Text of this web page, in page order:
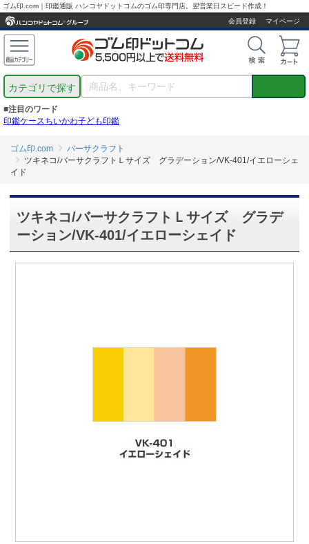
ゴム印.com｜印鑑通販 ハンコヤドットコムのゴム印専門店。翌営業日スピード作成！
会員登録
マイページ
カテゴリで探す
■注目のワード
印鑑ケースちいかわ子ども印鑑
ゴム印.com
バーサクラフト
ツキネコ/バーサクラフトＬサイズ グラデーション/VK-401/イエローシェ
イド
ツキネコ/バーサクラフトＬサイズ グラデ
ーション/VK-401/イエローシェイド